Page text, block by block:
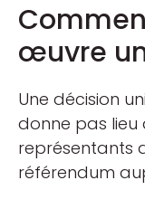
œuvre
Une décision
donne pas lieu
représentants
référendum